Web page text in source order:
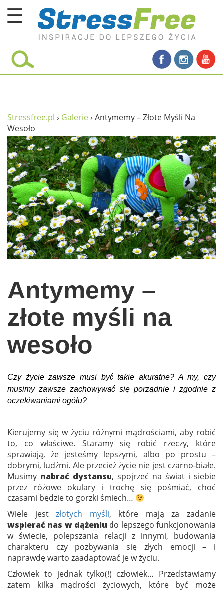
☰
Kursy online
umysł
proste życie
relaks
filozofia życia
wolność od stresu
miłość i rodzina
w rodzinie
wychowanie dzieci
edukacja
Odżywianie
Inspiracje
sposób na życie
podróże
EKO – Styl
kuchnia
galerie
Stressfree.pl › Galerie› Antymemy – Złote Myśli Na
Wesoło
Antymemy –
złote myśli na
wesoło
Czy życie zawsze musi być takie akuratne? A my, czy
musimy zawsze zachowywać się porządnie i zgodnie z
oczekiwaniami ogółu?
Kierujemy się w życiu różnymi mądrościami, aby robić
to, co właściwe. Staramy się robić rzeczy, które
sprawiają, że jesteśmy lepszymi, albo po prostu –
dobrymi, ludźmi. Ale przecież życie nie jest czarno-białe.
Musimy nabrać dystansu, spojrzeć na świat i siebie
przez różowe okulary i trochę się pośmiać, choć
czasami będzie to gorzki śmiech…
Wiele jestzłotych myśli, które mają za zadanie
wspierać nas w dążeniu do lepszego funkcjonowania
w świecie, polepszania relacji z innymi, budowania
charakteru czy pozbywania się złych emocji – i
naprawdę warto zaadaptować je w życiu.
Człowiek to jednak tylko(!) człowiek… Przedstawiamy
zatem kilka mądrości życiowych, które być może